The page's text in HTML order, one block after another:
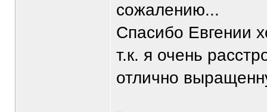
сожалению...
Спасибо Евгении
т.к. я очень
отлично